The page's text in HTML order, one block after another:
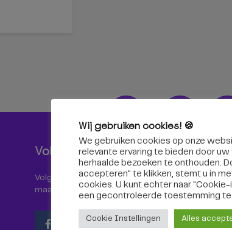
Volg ons!
Volg Omroep Tilburg niet alleen hier,
maar ook via social media!
Wij gebruiken cookies! 🍪
We gebruiken cookies op onze
relevante ervaring te bieden door uw
herhaalde bezoeken te onthouden.
accepteren" te klikken, stemt u in
cookies. U kunt echter naar "Cookie-
een ​​gecontroleerde toestemming te
Cookie Instellingen Alles